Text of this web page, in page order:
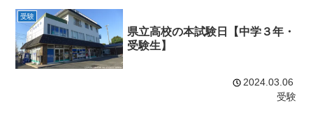
受験
県立高校の本試験日【中学３年・
受験生】
2024.03.06
受験